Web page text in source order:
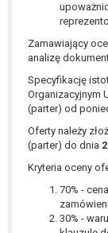
Zamawiający
analizę
Specyfikację
Organizacyjnym
(parter) od
Oferty należy
(parter) do dnia
Kryteria oceny
70% -
30% -